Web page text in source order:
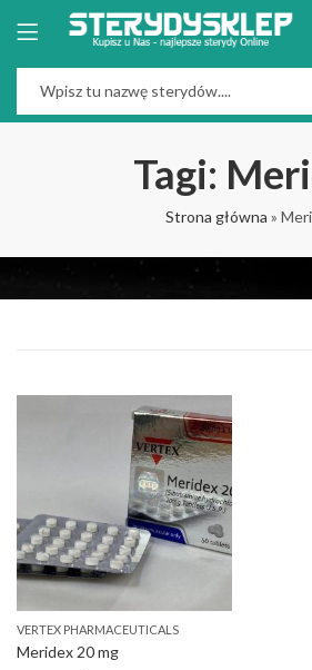
Tagi:
Strona główna »
VERTEX PHARMACEUTICALS
Meridex 20 mg